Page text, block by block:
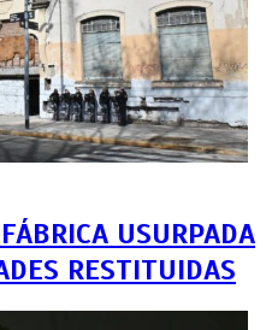
USURPADA
RESTITUIDAS